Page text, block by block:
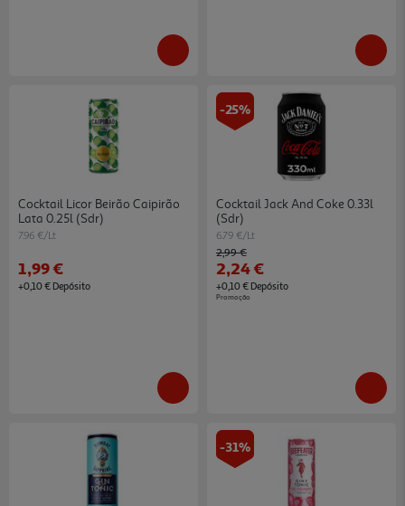
Cocktail Licor Beirão Caipirão
Lata 0.25l (sdr)
7.96 €/Lt
1,99 €
+0,10 € Depósito
-25%
Cocktail Jack And Coke 0.33l
(sdr)
6.79 €/Lt
Price reduced from
2,99 €to
2,24 €
+0,10 € Depósito
Promoção
-31%